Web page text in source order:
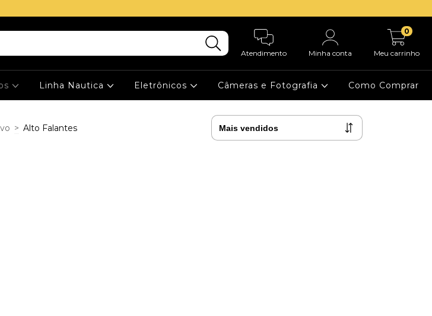
Atendimento Minha conta Meu carrinho
0
Linha Nautica Eletrônicos Câmeras e Fotografia Como Comprar
> Alto Falantes